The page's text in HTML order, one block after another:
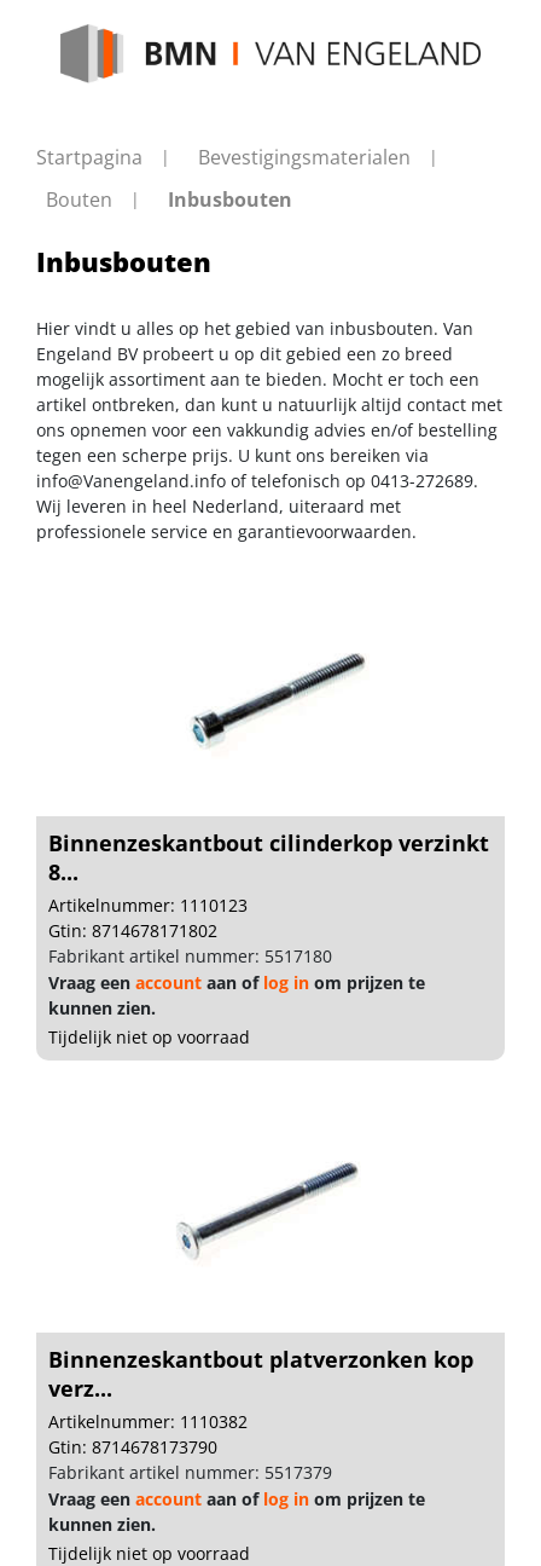
Startpagina
Bevestigingsmaterialen
Bouten
Inbusbouten
Inbusbouten
Hier vindt u alles op het gebied van inbusbouten. Van
Engeland BV probeert u op dit gebied een zo breed
mogelijk assortiment aan te bieden. Mocht er toch een
artikel ontbreken, dan kunt u natuurlijk altijd contact met
ons opnemen voor een vakkundig advies en/of bestelling
tegen een scherpe prijs. U kunt ons bereiken via
info@Vanengeland.info of telefonisch op 0413-272689.
Wij leveren in heel Nederland, uiteraard met
professionele service en garantievoorwaarden.
Binnenzeskantbout cilinderkop verzinkt
8...
Artikelnummer: 1110123
Gtin: 8714678171802
Fabrikant artikel nummer: 5517180
Vraag een account aan of log in om prijzen te
kunnen zien.
Tijdelijk niet op voorraad
Binnenzeskantbout platverzonken kop
verz...
Artikelnummer: 1110382
Gtin: 8714678173790
Fabrikant artikel nummer: 5517379
Vraag een account aan of log in om prijzen te
kunnen zien.
Tijdelijk niet op voorraad